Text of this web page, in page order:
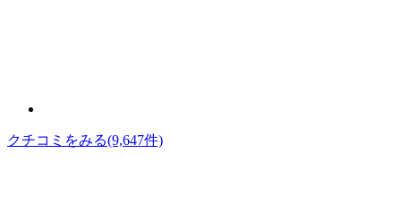
クチコミをみる(9,647件)